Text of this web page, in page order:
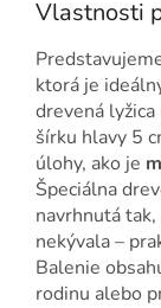
Vlastnosti
ktorá je
drevená
šírku hlavy 5
úlohy, ako je
Špeciálna
navrhnutá
nekývala –
Balenie
rodinu alebo